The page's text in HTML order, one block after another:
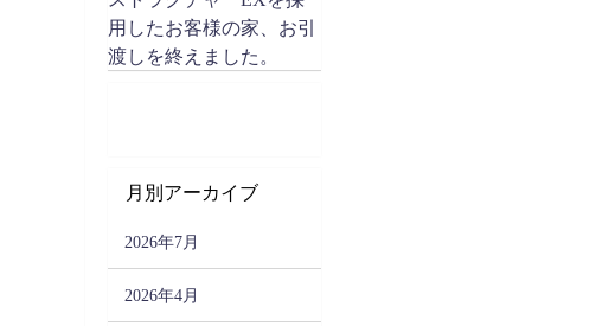
用したお客様の家、お引
渡しを終えました。
月別アーカイブ
2026年7月
2026年4月